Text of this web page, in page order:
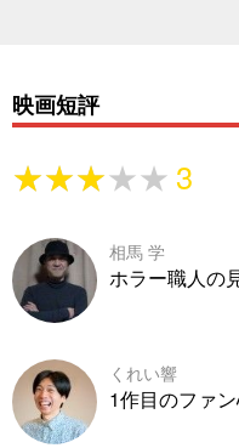
映画短評
★★★★★
★★★★★ 3
相馬 学
ホラー職人の
くれい響
1作目のファ